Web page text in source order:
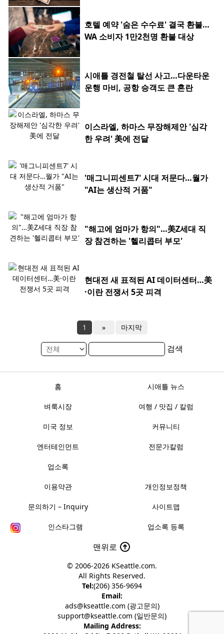
호텔 예약 '숨은 수수료' 결국 환불…
WA 소비자 1만2천명 환불 대상
시애틀 경전철 탈선 사고…다운타운
운행 마비, 공항 승객도 큰 혼란
이스라엘, 하마스 무장해제안 '심각
한 우려' 美에 전달
'매그니피센트7' 시대 저문다…월가
"AI는 생산적 거품"
"해고에 엄마가 항의"…美Z세대 직
장 참견하는 '헬리콥터 부모'
현대전 새 표적된 AI 데이터센터…美
·이란 전쟁서 5곳 피격
1 » 마지막
검색
홈 시애틀 뉴스
벼룩시장 여행 / 맛집 / 칼럼
미국 정보 커뮤니티
엔터테인먼트 전문가칼럼
업소록
이용약관 개인정보정책
문의하기 – Inquiry 사이트맵
인스타그램 업소록 등록
맨위로
© 2006-2026 KSeattle.com.
All Rights Reserved.
Tel:(206) 356-9694
Email:
ads@kseattle.com (광고문의)
support@kseattle.com (일반문의)
Mailing Address: